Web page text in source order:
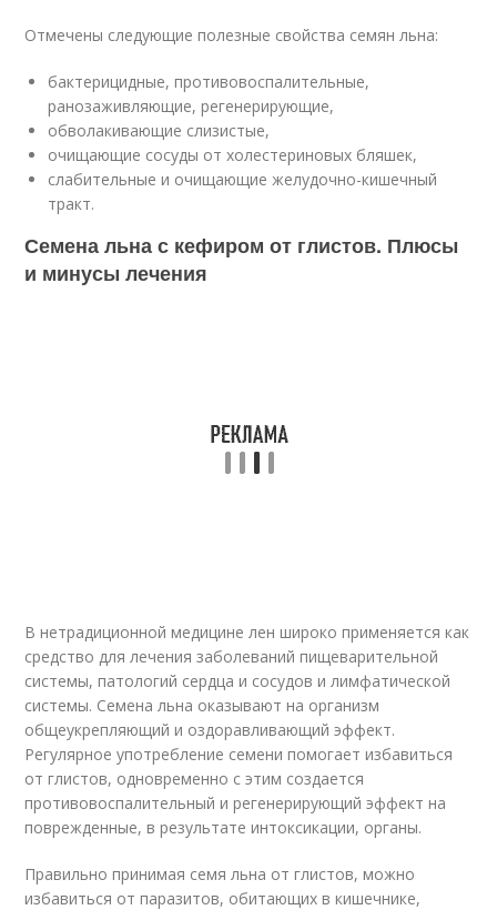
Отмечены следующие полезные свойства семян льна:
бактерицидные, противовоспалительные,
ранозаживляющие, регенерирующие,
обволакивающие слизистые,
очищающие сосуды от холестериновых бляшек,
слабительные и очищающие желудочно-кишечный
тракт.
Семена льна с кефиром от глистов. Плюсы
и минусы лечения
В нетрадиционной медицине лен широко применяется как
средство для лечения заболеваний пищеварительной
системы, патологий сердца и сосудов и лимфатической
системы. Семена льна оказывают на организм
общеукрепляющий и оздоравливающий эффект.
Регулярное употребление семени помогает избавиться
от глистов, одновременно с этим создается
противовоспалительный и регенерирующий эффект на
поврежденные, в результате интоксикации, органы.
Правильно принимая семя льна от глистов, можно
избавиться от паразитов, обитающих в кишечнике,